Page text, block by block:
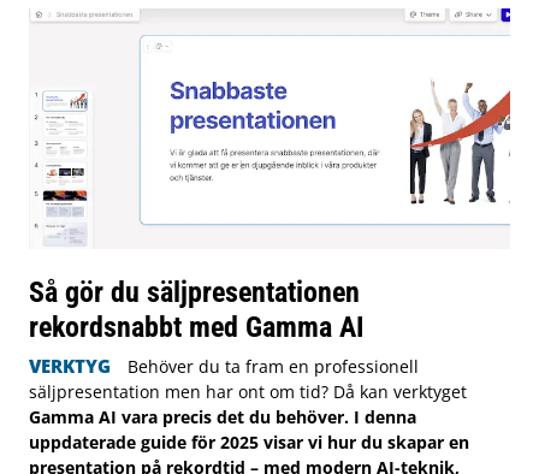
Så gör du säljpresentationen
rekordsnabbt med Gamma AI
VERKTYG
Behöver du ta fram en professionell
säljpresentation men har ont om tid? Då kan verktyget
Gamma AI vara precis det du behöver. I denna
uppdaterade guide för 2025 visar vi hur du skapar en
presentation på rekordtid – med modern AI-teknik,